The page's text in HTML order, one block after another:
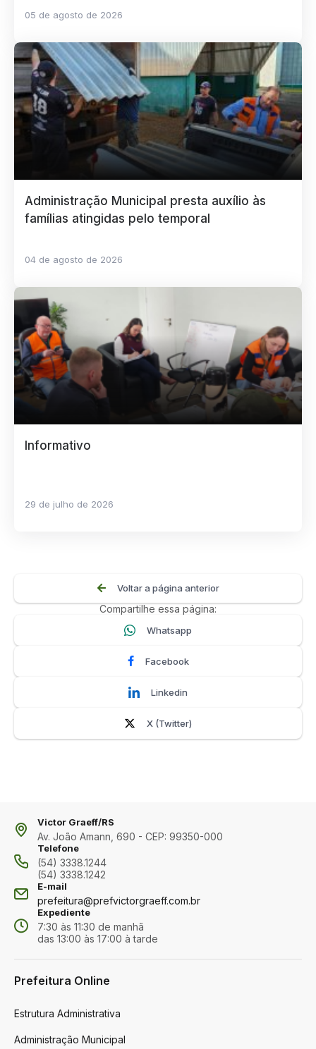
05 de agosto de 2026
Administração Municipal presta auxílio às
famílias atingidas pelo temporal
04 de agosto de 2026
Informativo
29 de julho de 2026
Voltar a página anterior
Compartilhe essa página:
Whatsapp
Facebook
Linkedin
X (Twitter)
Victor Graeff/RS
Av. João Amann, 690 - CEP: 99350-000
Telefone
(54) 3338.1244
(54) 3338.1242
E-mail
prefeitura@prefvictorgraeff.com.br
Expediente
7:30 às 11:30 de manhã
das 13:00 às 17:00 à tarde
Prefeitura Online
Estrutura Administrativa
Administração Municipal